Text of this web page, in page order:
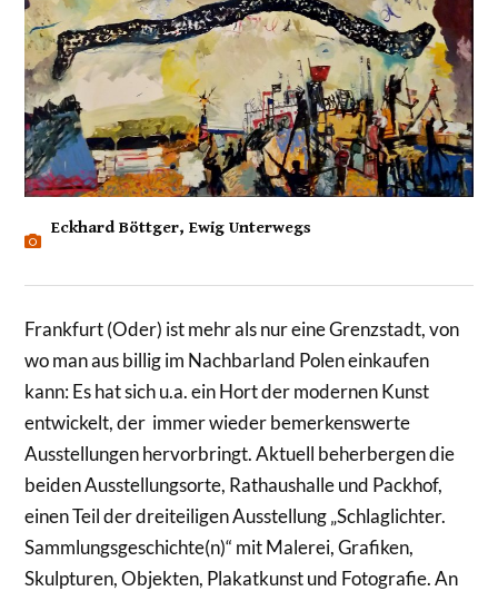
Eckhard Böttger, Ewig Unterwegs
Frankfurt (Oder) ist mehr als nur eine Grenzstadt, von
wo man aus billig im Nachbarland Polen einkaufen
kann: Es hat sich u.a. ein Hort der modernen Kunst
entwickelt, der immer wieder bemerkenswerte
Ausstellungen hervorbringt. Aktuell beherbergen die
beiden Ausstellungsorte, Rathaushalle und Packhof,
einen Teil der dreiteiligen Ausstellung „Schlaglichter.
Sammlungsgeschichte(n)“ mit Malerei, Grafiken,
Skulpturen, Objekten, Plakatkunst und Fotografie. An